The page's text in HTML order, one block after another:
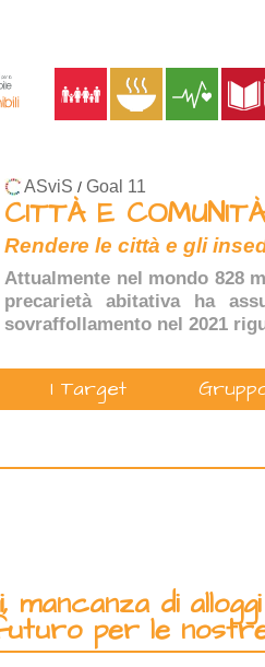
ASviS / Goal 11
CITTÀ E
Rendere le città e gli
Attualmente nel mondo 828
precarietà abitativa ha
sovraffollamento nel 2021
I Target
mancanza di
per le